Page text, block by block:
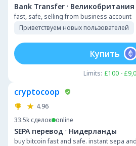
Bank Transfer · Великобритания
fast, safe, selling from business account
Приветствуем новых пользователей
Limits: £100 -
Купить
cryptocoop
4.96
33.5k сделок online
SEPA перевод · Нидерланды
buy bitcoin fast and safe. instant sepa